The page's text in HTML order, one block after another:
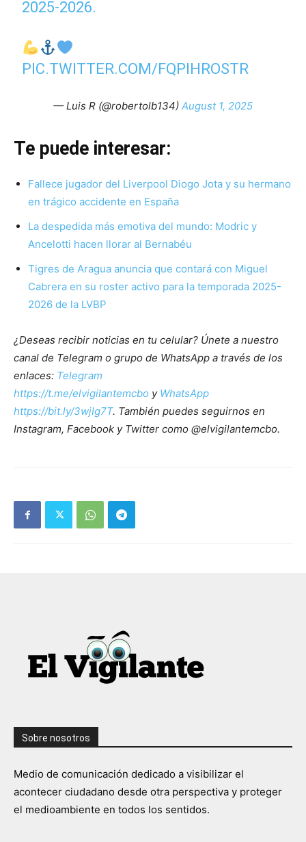
2025-2026.
PIC.TWITTER.COM/FQPIHROSTR
— Luis R (@robertolb134) August 1, 2025
Te puede interesar:
Fallece jugador del Liverpool Diogo Jota y su hermano
en trágico accidente en España
La despedida más emotiva del mundo: Modric y
Ancelotti hacen llorar al Bernabéu
Tigres de Aragua anuncia que contará con Miguel
Cabrera en su roster activo para la temporada 2025-
2026 de la LVBP
¿Deseas recibir noticias en tu celular? Únete a nuestro
canal de Telegram o grupo de WhatsApp a través de los
enlaces: Telegram
https://t.me/elvigilantemcbo y WhatsApp
https://bit.ly/3wjIg7T. También puedes seguirnos en
Instagram, Facebook y Twitter como @elvigilantemcbo.
Sobre nosotros
Medio de comunicación dedicado a visibilizar el
acontecer ciudadano desde otra perspectiva y proteger
el medioambiente en todos los sentidos.